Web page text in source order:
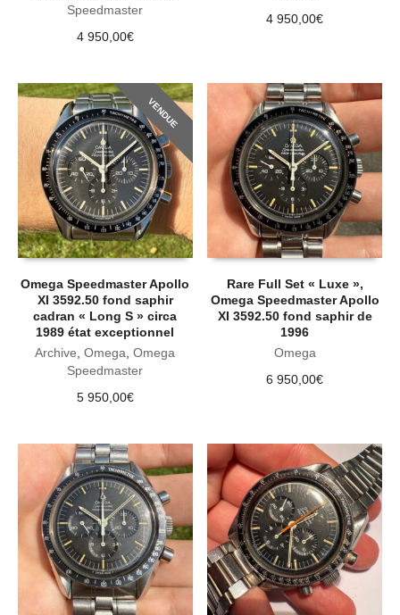
Speedmaster
4 950,00€
4 950,00€
VENDUE
Omega Speedmaster Apollo
XI 3592.50 fond saphir
cadran « Long S » circa
1989 état exceptionnel
Archive ,Omega ,Omega
Speedmaster
5 950,00€
Rare Full Set « Luxe »,
Omega Speedmaster Apollo
XI 3592.50 fond saphir de
1996
Omega
6 950,00€